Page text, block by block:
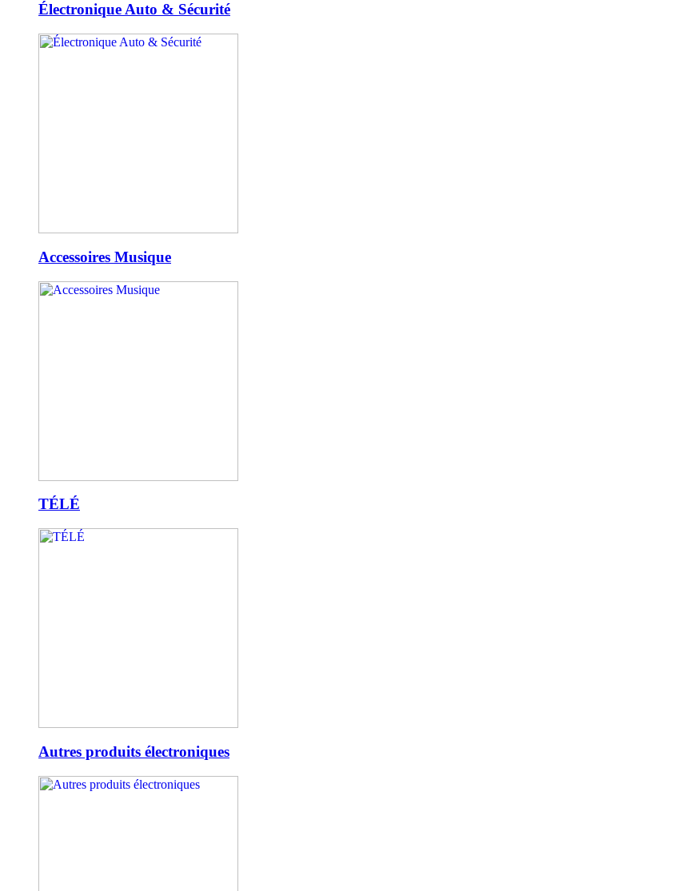
Électronique Auto & Sécurité
Accessoires Musique
TÉLÉ
Autres produits électroniques